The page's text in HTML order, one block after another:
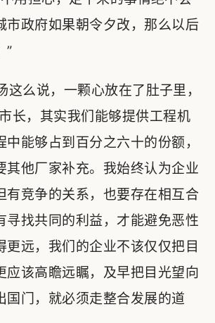
市政府如果朝令夕改，那么以后
”
么说，一颗心放在了肚子里，
长，其实我们能够提供工程机
能够占到百分之六十的份额，
其他厂家补充。我始终认为企业
有竞争的关系，也要存在相互合
寻找共同的利益，才能避免恶性
更远，我们的企业不该仅仅把目
应该高瞻远瞩，及早把目光望向
国门，就必须走整合发展的道